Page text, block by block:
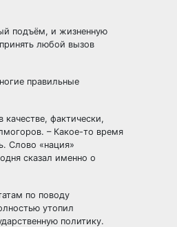
подъём, и жизненную
любой вызов
правильные
фактически,
– Какое-то время
Слово «нация»
сказал именно о
по поводу
утопил
политику.